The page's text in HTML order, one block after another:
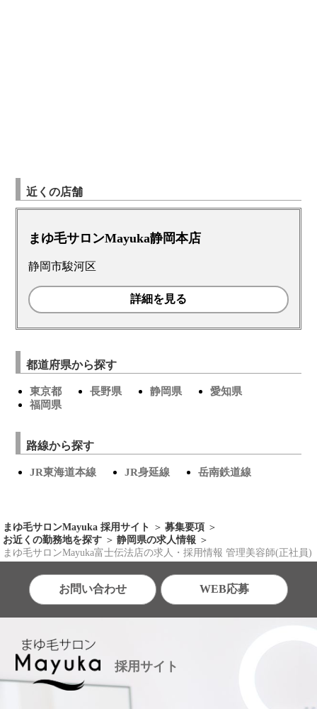
近くの店舗
まゆ毛サロンMayuka静岡本店
静岡市駿河区
詳細を見る
都道府県から探す
東京都 長野県 静岡県
愛知県
福岡県
路線から探す
JR東海道本線 JR身延線 岳南鉄道線
まゆ毛サロンMayuka 採用サイト
募集要項
お近くの勤務地を探す
静岡県の求人情報
まゆ毛サロンMayuka富士伝法店の求人・採用情報 管理美容師(正社員)
お問い合わせ WEB応募
採用サイト